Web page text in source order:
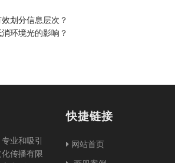
划分信息层次？
环境光的影响？
业和吸引
传播有限
快捷链接
网站首页